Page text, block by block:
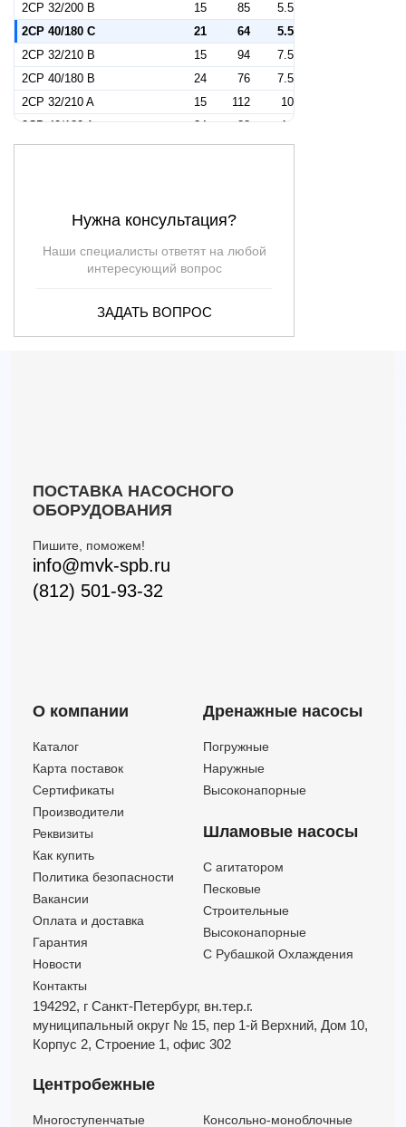
2CP 32/200 B
15 85
5.5
2CP 40/180 C
21 64
5.5
2CP 32/210 B
15 94
7.5
2CP 40/180 B
24 76
7.5
2CP 32/210 A
15 112
10
2CP 40/180 A
24 88
10
2CP 40/200 B
27 97
12.5
4.2
Нужна консультация?
Наши специалисты ответят на любой
интересующий вопрос
ЗАДАТЬ ВОПРОС
ПОСТАВКА НАСОСНОГО
ОБОРУДОВАНИЯ
Пишите, поможем!
info@mvk-spb.ru
(812) 501-93-32
О компании
Каталог
Карта поставок
Сертификаты
Производители
Реквизиты
Как купить
Политика безопасности
Вакансии
Оплата и доставка
Гарантия
Новости
Контакты
Дренажные насосы
Погружные
Наружные
Высоконапорные
Шламовые насосы
C агитатором
Песковые
Строительные
Высоконапорные
С Рубашкой Охлаждения
194292, г Санкт-Петербург, вн.тер.г.
муниципальный округ № 15, пер 1-й Верхний, Дом 10,
Корпус 2, Строение 1, офис 302
Центробежные
Многоступенчатые Консольно-моноблочные